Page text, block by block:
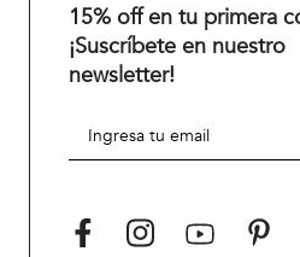
15% off en tu primera
¡Suscríbete en nuestro
newsletter!